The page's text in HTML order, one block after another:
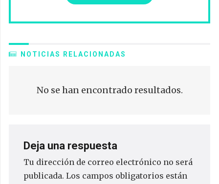
NOTICIAS RELACIONADAS
No se han encontrado resultados.
Deja una respuesta
Tu dirección de correo electrónico no será
publicada. Los campos obligatorios están